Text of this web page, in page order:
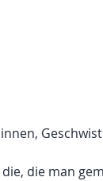
die man